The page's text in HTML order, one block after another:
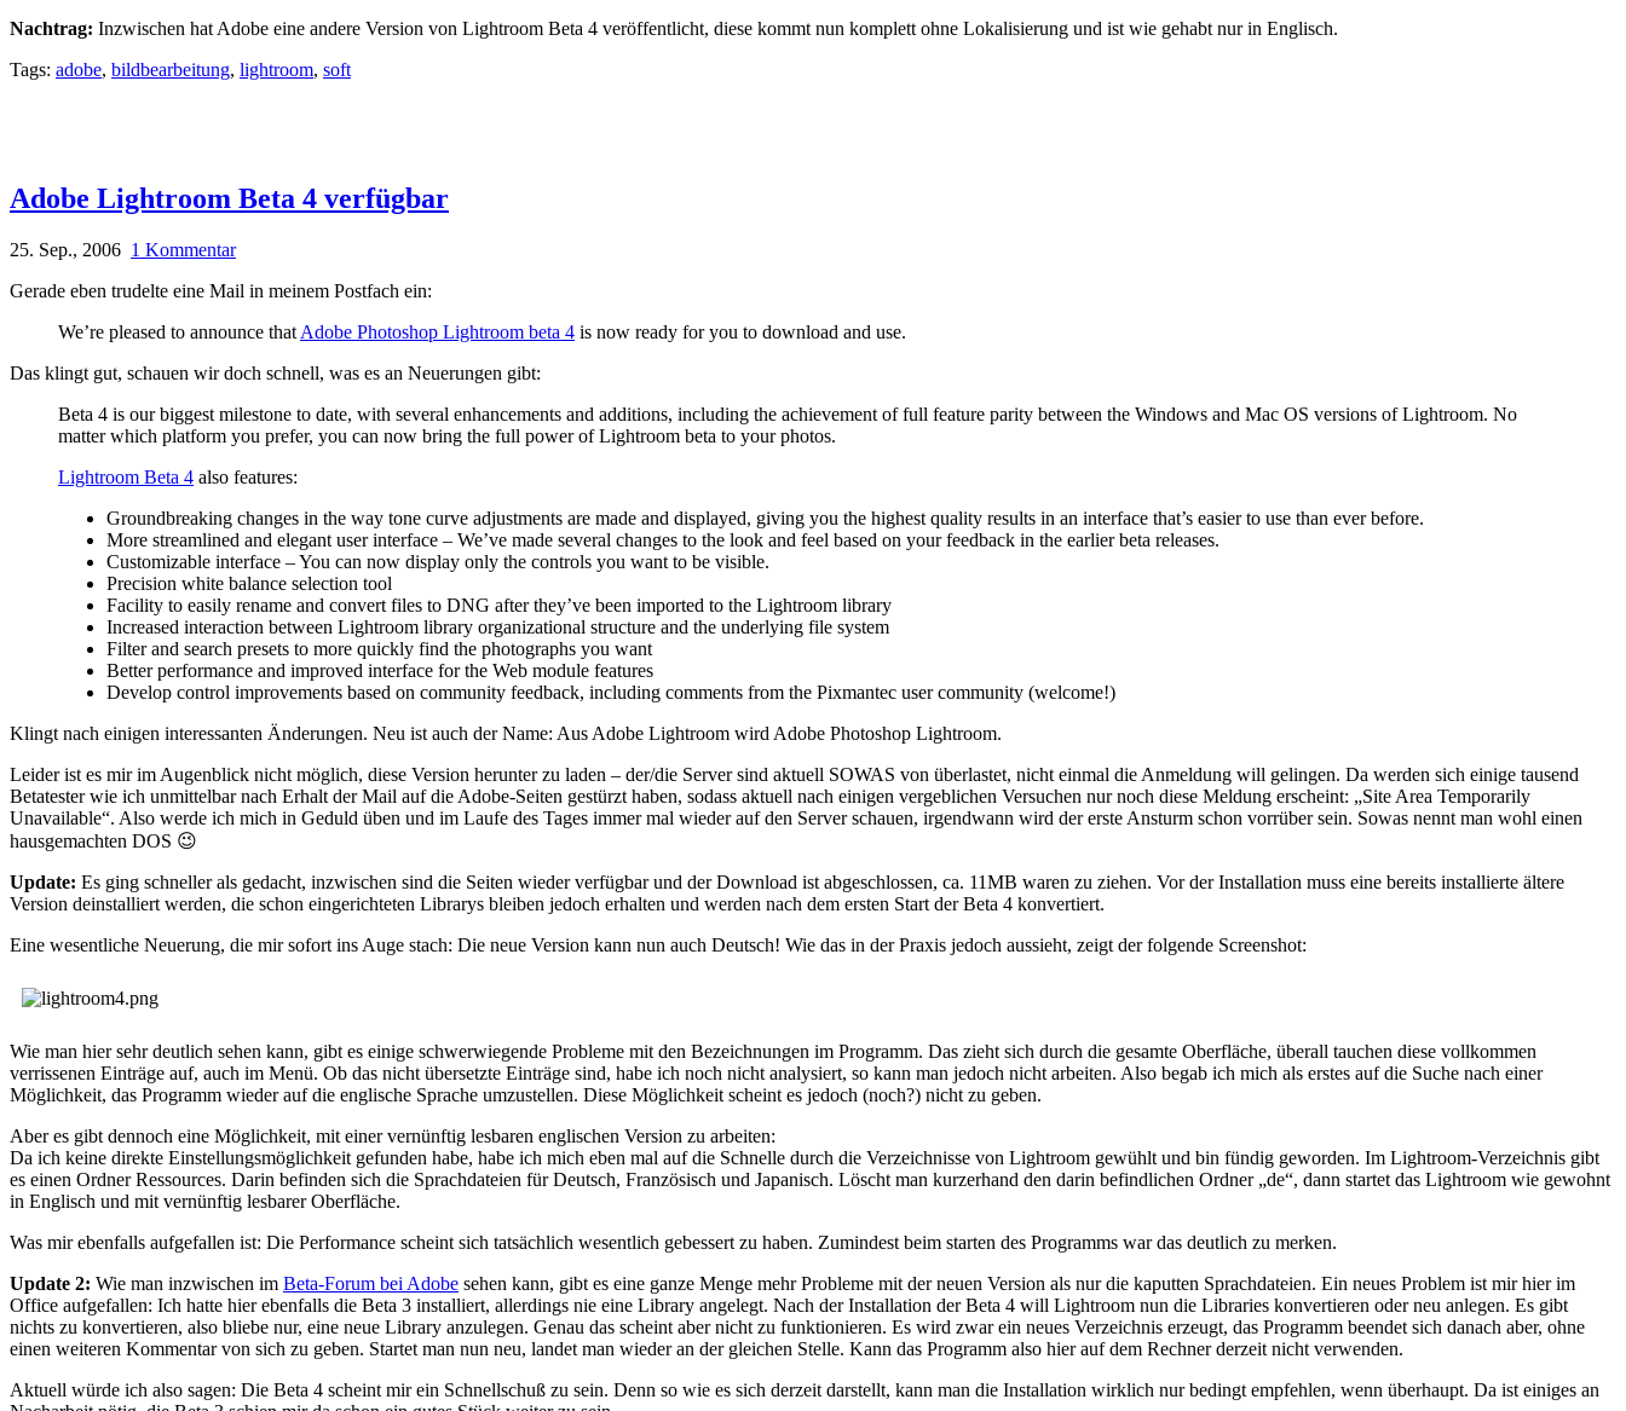
Nachtrag: Inzwischen hat Adobe eine andere Version von Lightroom Beta 4 veröffentlicht, diese kommt nun komplett ohne Lokalisierung und ist wie gehabt nur in Englisch.
Tags: adobe, bildbearbeitung, lightroom, soft
Adobe Lightroom Beta 4 verfügbar
25. Sep., 2006 1 Kommentar
Gerade eben trudelte eine Mail in meinem Postfach ein:
We’re pleased to announce that Adobe Photoshop Lightroom beta 4 is now ready for you to download and use.
Das klingt gut, schauen wir doch schnell, was es an Neuerungen gibt:
Beta 4 is our biggest milestone to date, with several enhancements and additions, including the achievement of full feature parity between the Windows and Mac OS versions of Lightroom. No
matter which platform you prefer, you can now bring the full power of Lightroom beta to your photos.
Lightroom Beta 4 also features:
Groundbreaking changes in the way tone curve adjustments are made and displayed, giving you the highest quality results in an interface that’s easier to use than ever before.
More streamlined and elegant user interface – We’ve made several changes to the look and feel based on your feedback in the earlier beta releases.
Customizable interface – You can now display only the controls you want to be visible.
Precision white balance selection tool
Facility to easily rename and convert files to DNG after they’ve been imported to the Lightroom library
Increased interaction between Lightroom library organizational structure and the underlying file system
Filter and search presets to more quickly find the photographs you want
Better performance and improved interface for the Web module features
Develop control improvements based on community feedback, including comments from the Pixmantec user community (welcome!)
Klingt nach einigen interessanten Änderungen. Neu ist auch der Name: Aus Adobe Lightroom wird Adobe Photoshop Lightroom.
Leider ist es mir im Augenblick nicht möglich, diese Version herunter zu laden – der/die Server sind aktuell SOWAS von überlastet, nicht einmal die Anmeldung will gelingen. Da werden sich einige tausend
Betatester wie ich unmittelbar nach Erhalt der Mail auf die Adobe-Seiten gestürzt haben, sodass aktuell nach einigen vergeblichen Versuchen nur noch diese Meldung erscheint: „Site Area Temporarily
Unavailable“. Also werde ich mich in Geduld üben und im Laufe des Tages immer mal wieder auf den Server schauen, irgendwann wird der erste Ansturm schon vorrüber sein. Sowas nennt man wohl einen
hausgemachten DOS 😉
Update: Es ging schneller als gedacht, inzwischen sind die Seiten wieder verfügbar und der Download ist abgeschlossen, ca. 11MB waren zu ziehen. Vor der Installation muss eine bereits installierte ältere
Version deinstalliert werden, die schon eingerichteten Librarys bleiben jedoch erhalten und werden nach dem ersten Start der Beta 4 konvertiert.
Eine wesentliche Neuerung, die mir sofort ins Auge stach: Die neue Version kann nun auch Deutsch! Wie das in der Praxis jedoch aussieht, zeigt der folgende Screenshot:
Wie man hier sehr deutlich sehen kann, gibt es einige schwerwiegende Probleme mit den Bezeichnungen im Programm. Das zieht sich durch die gesamte Oberfläche, überall tauchen diese vollkommen
verrissenen Einträge auf, auch im Menü. Ob das nicht übersetzte Einträge sind, habe ich noch nicht analysiert, so kann man jedoch nicht arbeiten. Also begab ich mich als erstes auf die Suche nach einer
Möglichkeit, das Programm wieder auf die englische Sprache umzustellen. Diese Möglichkeit scheint es jedoch (noch?) nicht zu geben.
Aber es gibt dennoch eine Möglichkeit, mit einer vernünftig lesbaren englischen Version zu arbeiten:
Da ich keine direkte Einstellungsmöglichkeit gefunden habe, habe ich mich eben mal auf die Schnelle durch die Verzeichnisse von Lightroom gewühlt und bin fündig geworden. Im Lightroom-Verzeichnis gibt
es einen Ordner Ressources. Darin befinden sich die Sprachdateien für Deutsch, Französisch und Japanisch. Löscht man kurzerhand den darin befindlichen Ordner „de“, dann startet das Lightroom wie gewohnt
in Englisch und mit vernünftig lesbarer Oberfläche.
Was mir ebenfalls aufgefallen ist: Die Performance scheint sich tatsächlich wesentlich gebessert zu haben. Zumindest beim starten des Programms war das deutlich zu merken.
Update 2: Wie man inzwischen im Beta-Forum bei Adobe sehen kann, gibt es eine ganze Menge mehr Probleme mit der neuen Version als nur die kaputten Sprachdateien. Ein neues Problem ist mir hier im
Office aufgefallen: Ich hatte hier ebenfalls die Beta 3 installiert, allerdings nie eine Library angelegt. Nach der Installation der Beta 4 will Lightroom nun die Libraries konvertieren oder neu anlegen. Es gibt
nichts zu konvertieren, also bliebe nur, eine neue Library anzulegen. Genau das scheint aber nicht zu funktionieren. Es wird zwar ein neues Verzeichnis erzeugt, das Programm beendet sich danach aber, ohne
einen weiteren Kommentar von sich zu geben. Startet man nun neu, landet man wieder an der gleichen Stelle. Kann das Programm also hier auf dem Rechner derzeit nicht verwenden.
Aktuell würde ich also sagen: Die Beta 4 scheint mir ein Schnellschuß zu sein. Denn so wie es sich derzeit darstellt, kann man die Installation wirklich nur bedingt empfehlen, wenn überhaupt. Da ist einiges an